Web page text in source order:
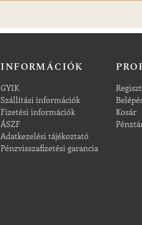
INFORMÁCIÓK
GYIK
Szállítási információk
Fizetési információk
ÁSZF
Adatkezelési tájékoztató
Pénzvisszafizetési garancia
Kosár